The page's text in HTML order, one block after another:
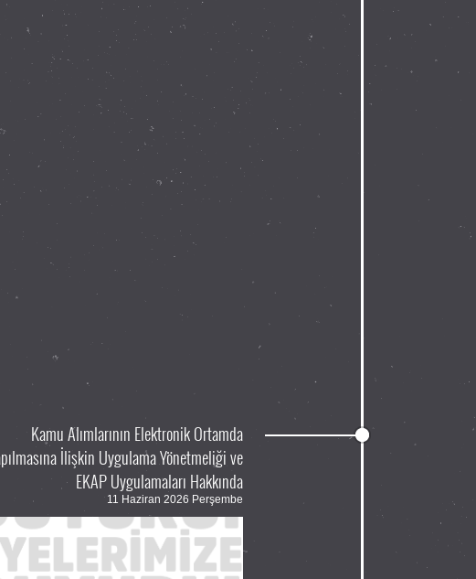
Kamu Alımlarının Elektronik Ortamda
İlişkin Uygulama Yönetmeliği ve
EKAP Uygulamaları Hakkında
11 Haziran 2026 Perşembe